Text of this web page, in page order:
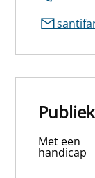
Publiek
Met een
handicap